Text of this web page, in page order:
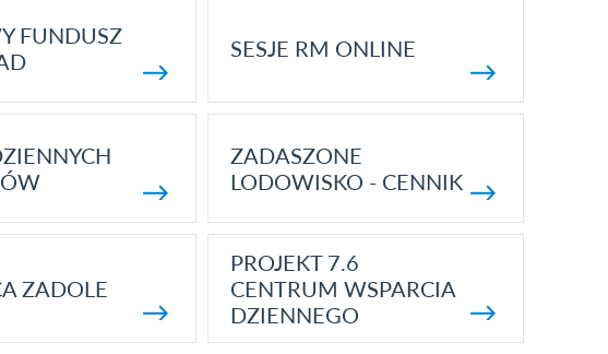
FUNDUSZ
SESJE RM ONLINE
ZADASZONE
LODOWISKO - CENNIK
ZADOLE
PROJEKT 7.6
CENTRUM WSPARCIA
DZIENNEGO